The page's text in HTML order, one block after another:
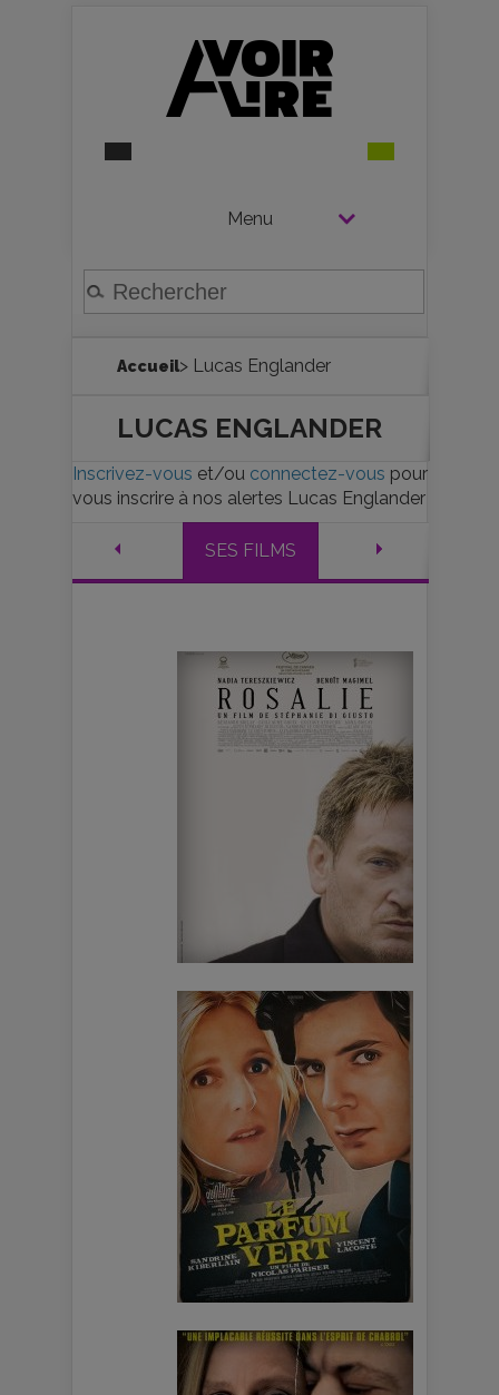
Menu
Accueil> Lucas Englander
LUCAS ENGLANDER
Inscrivez-vous et/ou connectez-vous pour
vous inscrire à nos alertes Lucas Englander
SES FILMS